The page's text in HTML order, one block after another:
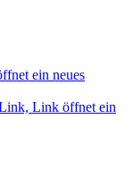
ein neues
Link öffnet ein